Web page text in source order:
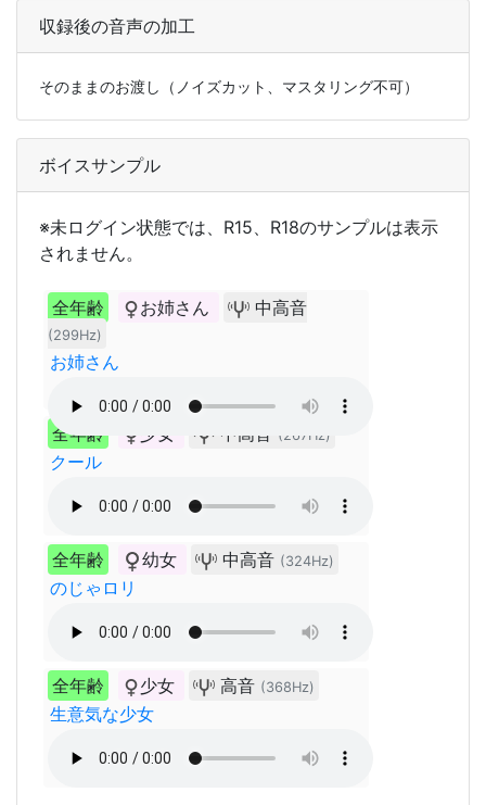
収録後の音声の加工
そのままのお渡し（ノイズカット、マスタリング不可）
ボイスサンプル
※未ログイン状態では、R15、R18のサンプルは表示
されません。
全年齢 お姉さん 中高音
(299Hz)
お姉さん
全年齢 少女 中高音 (267Hz)
クール
全年齢 幼女 中高音 (324Hz)
のじゃロリ
全年齢 少女 高音 (368Hz)
生意気な少女